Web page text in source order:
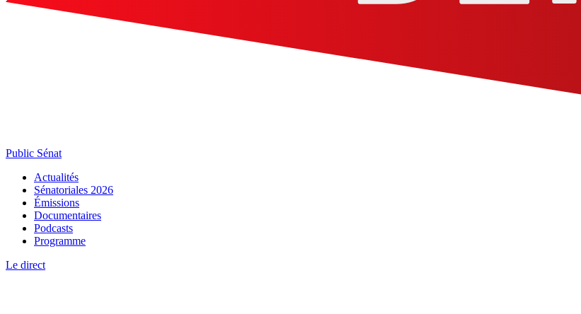
Public Sénat
Actualités
Sénatoriales 2026
Émissions
Documentaires
Podcasts
Programme
Le direct